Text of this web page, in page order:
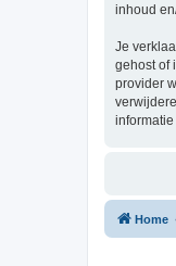
inhoud
Je
gehost of
provider
Home